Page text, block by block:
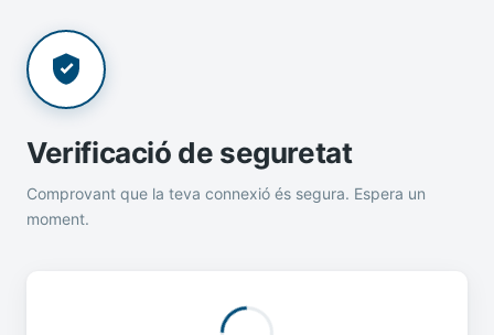
Verificació de seguretat
Comprovant que la teva connexió és segura. Espera un
moment.